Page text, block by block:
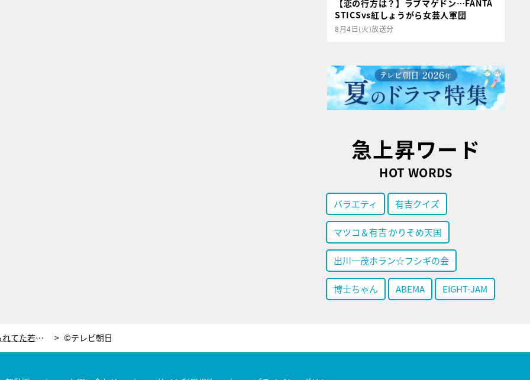
【恋の行方は？】ラブマゲドン…FANTA
STICSvs紅しょうがら女芸人軍団
8月4日(火)放送分
急上昇ワード
HOT WORDS
バラエティ 有吉クイズ
マツコ＆有吉 かりそめ天国
出川一茂ホラン☆フシギの会
博士ちゃん ABEMA EIGHT-JAM
和田アキ子、先輩歌手からイジめられてた若手時代。裏話で大盛り上がり ©テレビ朝日